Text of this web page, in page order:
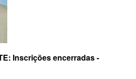
Inscrições encerradas -